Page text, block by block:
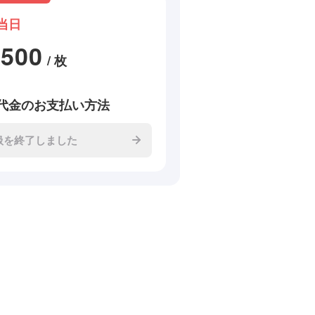
日
/ 枚
金のお支払い方法
を終了しました